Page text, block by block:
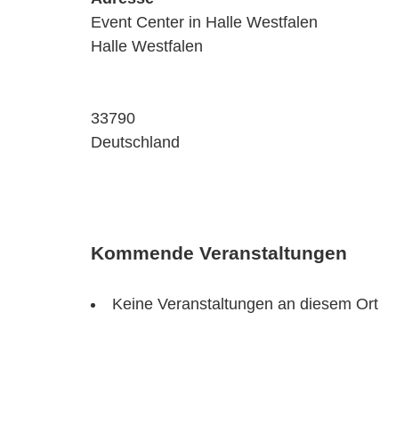
Event Center in Halle Westfalen
Halle Westfalen
33790
Deutschland
Kommende Veranstaltungen
Keine Veranstaltungen an diesem Ort